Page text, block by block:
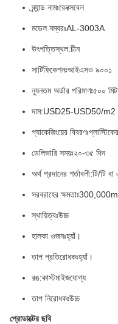
ব্র্যান্ড নামঃরেনক্সবেল
মডেল নম্বরঃAL-3003A
উৎপত্তিস্থল:চীন
সার্টিফিকেশনঃআইএসও ৯০০১
ন্যূনতম অর্ডার পরিমাণঃ৫০০
দাম:USD25-USD50/m2
প্যাকেজিংয়ের বিবরণঃ
ডেলিভারি সময়ঃ২০-৩৫ দিন
অর্থ প্রদানের শর্তাবলী:টি/টি
সরবরাহের ক্ষমতাঃ
স্থায়িত্বঃউচ্চ
হালকা ওজনঃহ্যাঁ।
তাপ প্রতিরোধকঃহ্যাঁ।
রঙ:কাস্টমাইজযোগ্য
তাপ নিরোধকঃউচ্চ
প্রোডাক্টের ছবি